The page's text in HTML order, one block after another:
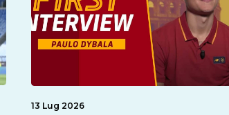
13 Lug 2026